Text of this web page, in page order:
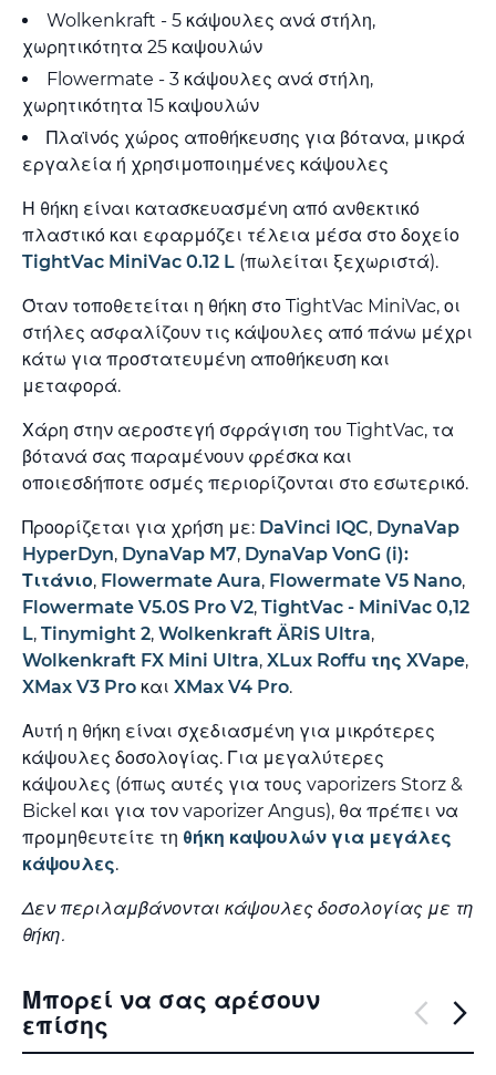
Wolkenkraft - 5 κάψουλες ανά στήλη,
χωρητικότητα 25 καψουλών
Flowermate - 3 κάψουλες ανά στήλη,
χωρητικότητα 15 καψουλών
Πλαϊνός χώρος αποθήκευσης για βότανα, μικρά
εργαλεία ή χρησιμοποιημένες κάψουλες
Η θήκη είναι κατασκευασμένη από ανθεκτικό
πλαστικό και εφαρμόζει τέλεια μέσα στο δοχείο
TightVac MiniVac 0.12 L (πωλείται ξεχωριστά).
Όταν τοποθετείται η θήκη στο TightVac MiniVac, οι
στήλες ασφαλίζουν τις κάψουλες από πάνω μέχρι
κάτω για προστατευμένη αποθήκευση και
μεταφορά.
Χάρη στην αεροστεγή σφράγιση του TightVac, τα
βότανά σας παραμένουν φρέσκα και
οποιεσδήποτε οσμές περιορίζονται στο εσωτερικό.
Προορίζεται για χρήση με: DaVinci IQC, DynaVap
HyperDyn, DynaVap M7, DynaVap VonG (i):
Τιτάνιο, Flowermate Aura, Flowermate V5 Nano,
Flowermate V5.0S Pro V2, TightVac - MiniVac 0,12
L, Tinymight 2, Wolkenkraft ÄRiS Ultra,
Wolkenkraft FX Mini Ultra, XLux Roffu της XVape,
XMax V3 Pro και XMax V4 Pro.
Αυτή η θήκη είναι σχεδιασμένη για μικρότερες
κάψουλες δοσολογίας. Για μεγαλύτερες
κάψουλες (όπως αυτές για τους vaporizers Storz &
Bickel και για τον vaporizer Angus), θα πρέπει να
προμηθευτείτε τη θήκη καψουλών για μεγάλες
κάψουλες.
Δεν περιλαμβάνονται κάψουλες δοσολογίας με τη
θήκη.
Μπορεί να σας αρέσουν
επίσης